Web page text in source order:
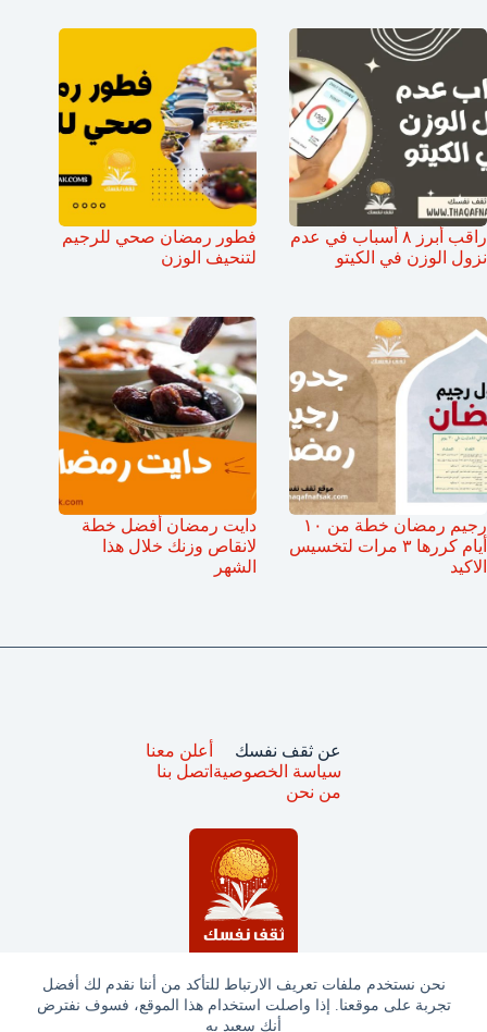
نحن نستخدم ملفات تعريف الارتباط للتأكد من أننا نقدم لك أفضل
تجربة على موقعنا. إذا واصلت استخدام هذا الموقع، فسوف نفترض
أنك سعيد به
راقب أبرز ٨ أسباب في عدم
نزول الوزن في الكيتو
فطور رمضان صحي للرجيم
لتنحيف الوزن
رجيم رمضان خطة من ١٠
أيام كررها ٣ مرات لتخسيس
الاكيد
دايت رمضان أفضل خطة
لانقاص وزنك خلال هذا
الشهر
جميع الحقوق محفوظة © ثقف نفسك 2025
عن ثقف نفسك
سياسة الخصوصية
من نحن
أعلن معنا
اتصل بنا